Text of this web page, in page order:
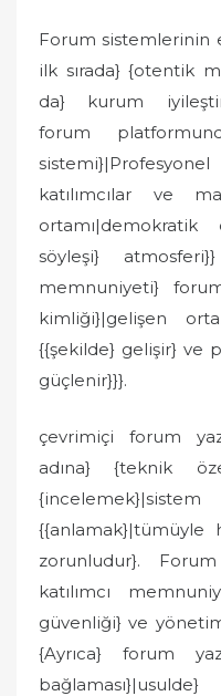
Forum sistemlerinin
ilk sırada} {otentik
da} kurum
forum
katılımcılar ve
ortamı|demokratik
söyleşi}
memnuniyeti}
kimliği}|gelişen
{{şekilde} gelişir} ve
güçlenir}}}.
çevrimiçi forum
adına} {teknik
{{anlamak}|tümüyle
zorunludur}.
katılımcı
güvenliği} ve
{Ayrıca} forum